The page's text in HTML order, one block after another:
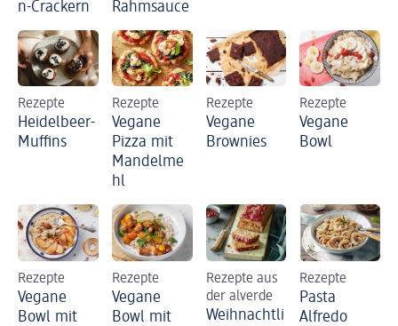
n-Crackern
Rahmsauce
Rezepte
Heidelbeer-
Muffins
Rezepte
Vegane
Pizza mit
Mandelme
hl
Rezepte
Vegane
Brownies
Rezepte
Vegane
Bowl
Rezepte
Vegane
Bowl mit
Rezepte
Vegane
Bowl mit
Rezepte aus
der alverde
Weihnachtli
Rezepte
Pasta
Alfredo